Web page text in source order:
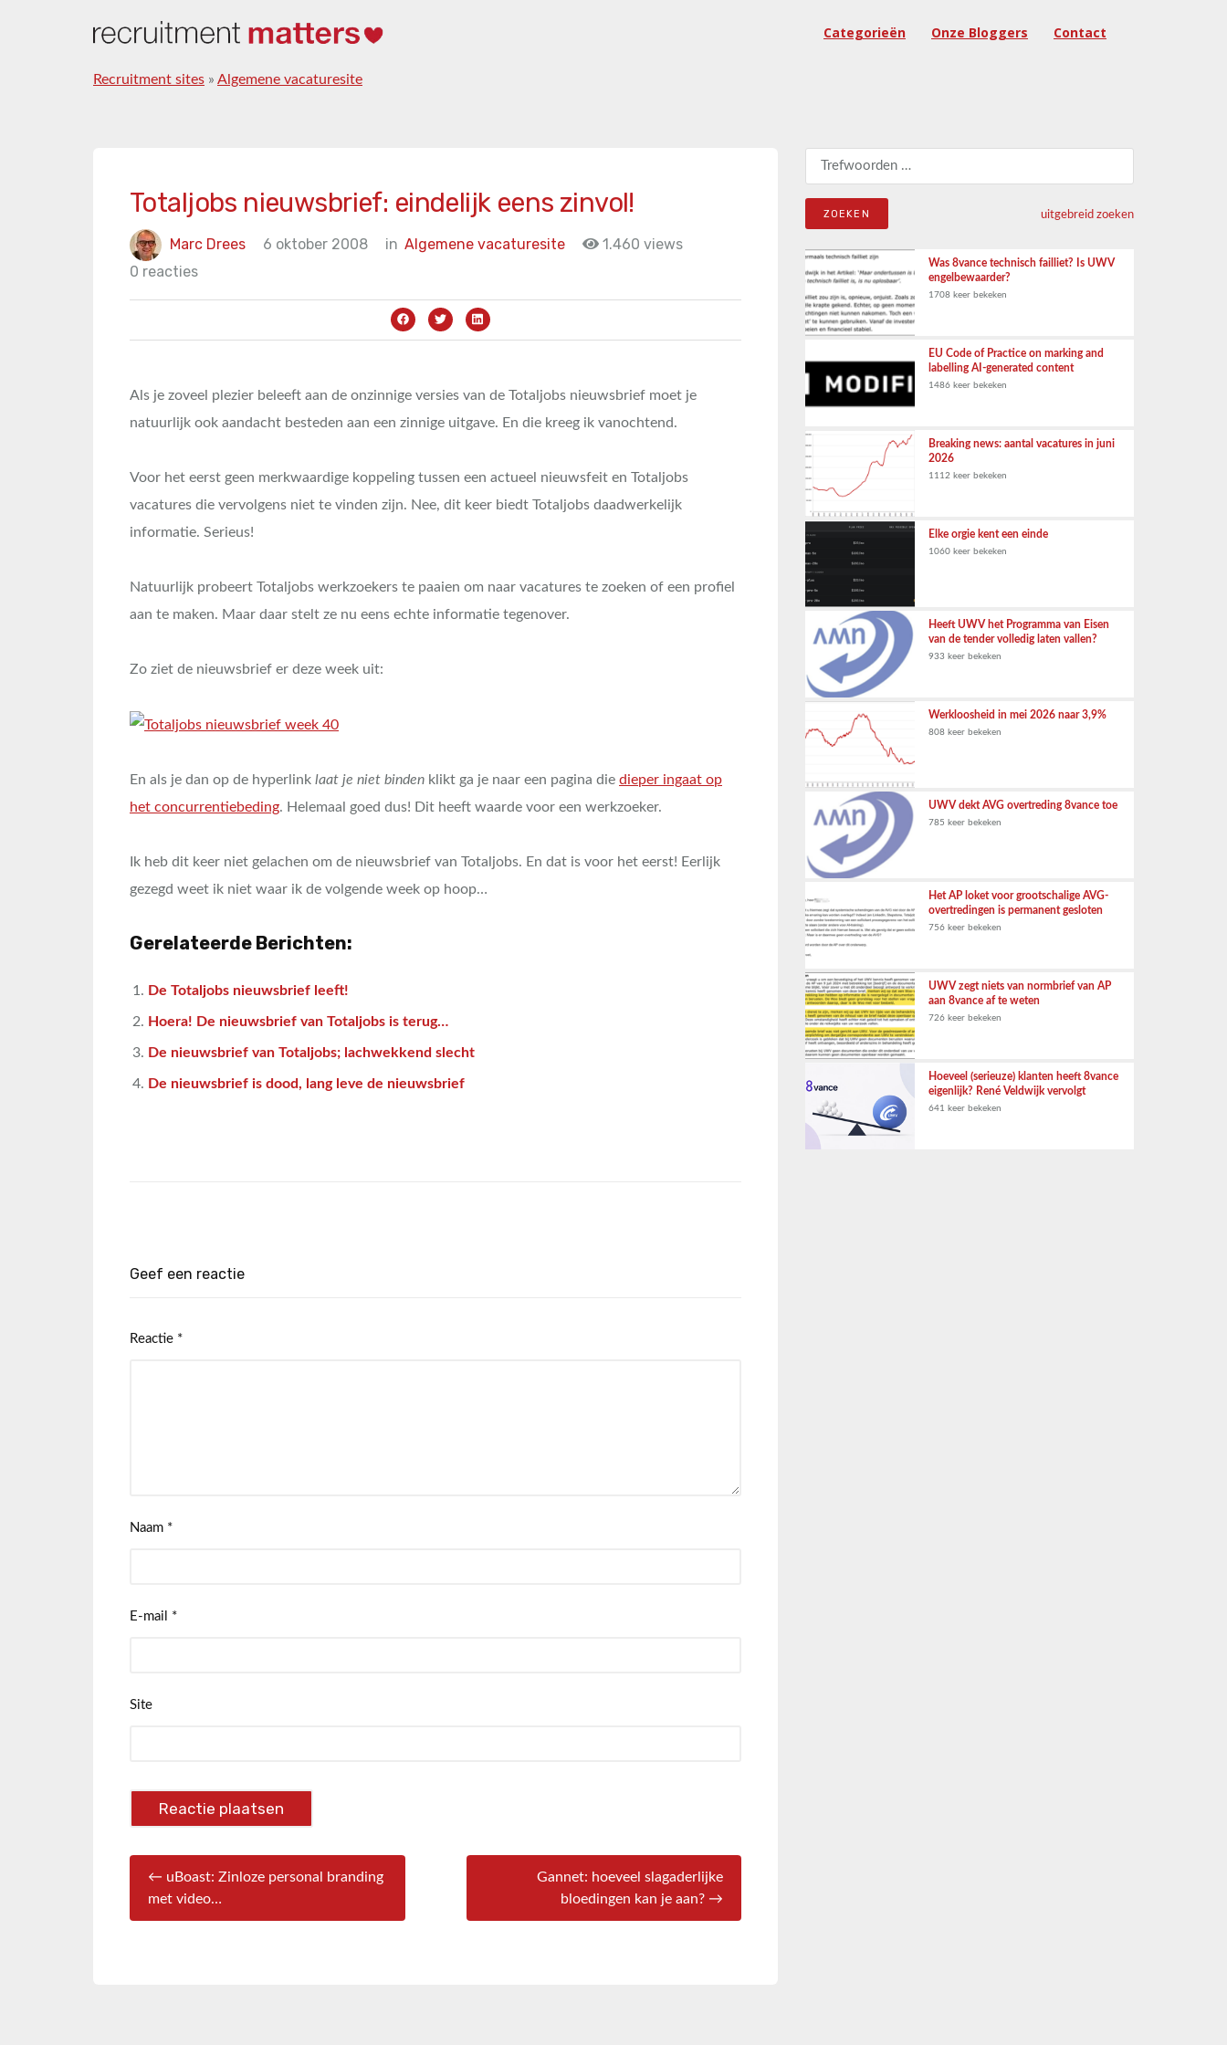
Categorieën Onze Bloggers Contact
Recruitment sites » Algemene vacaturesite
Totaljobs nieuwsbrief: eindelijk eens zinvol!
Marc Drees 6 oktober 2008 in Algemene vacaturesite
1.460 views
0 reacties
Als je zoveel plezier beleeft aan de onzinnige versies van de Totaljobs nieuwsbrief moet je
natuurlijk ook aandacht besteden aan een zinnige uitgave. En die kreeg ik vanochtend.
Voor het eerst geen merkwaardige koppeling tussen een actueel nieuwsfeit en Totaljobs
vacatures die vervolgens niet te vinden zijn. Nee, dit keer biedt Totaljobs daadwerkelijk
informatie. Serieus!
Natuurlijk probeert Totaljobs werkzoekers te paaien om naar vacatures te zoeken of een profiel
aan te maken. Maar daar stelt ze nu eens echte informatie tegenover.
Zo ziet de nieuwsbrief er deze week uit:
En als je dan op de hyperlink laat je niet binden klikt ga je naar een pagina die dieper ingaat op
het concurrentiebeding. Helemaal goed dus! Dit heeft waarde voor een werkzoeker.
Ik heb dit keer niet gelachen om de nieuwsbrief van Totaljobs. En dat is voor het eerst! Eerlijk
gezegd weet ik niet waar ik de volgende week op hoop…
Gerelateerde Berichten:
De Totaljobs nieuwsbrief leeft!
Hoera! De nieuwsbrief van Totaljobs is terug…
De nieuwsbrief van Totaljobs; lachwekkend slecht
De nieuwsbrief is dood, lang leve de nieuwsbrief
Geef een reactie
Reactie *
Naam *
E-mail *
Site
← uBoast: Zinloze personal branding
met video…
Gannet: hoeveel slagaderlijke
bloedingen kan je aan? →
Zoeken naar:
uitgebreid zoeken
Was 8vance technisch failliet? Is UWV
engelbewaarder?
1708 keer bekeken
EU Code of Practice on marking and
labelling AI-generated content
1486 keer bekeken
Breaking news: aantal vacatures in juni
2026
1112 keer bekeken
Elke orgie kent een einde
1060 keer bekeken
Heeft UWV het Programma van Eisen
van de tender volledig laten vallen?
933 keer bekeken
Werkloosheid in mei 2026 naar 3,9%
808 keer bekeken
UWV dekt AVG overtreding 8vance toe
785 keer bekeken
Het AP loket voor grootschalige AVG-
overtredingen is permanent gesloten
756 keer bekeken
UWV zegt niets van normbrief van AP
aan 8vance af te weten
726 keer bekeken
Hoeveel (serieuze) klanten heeft 8vance
eigenlijk? René Veldwijk vervolgt
641 keer bekeken